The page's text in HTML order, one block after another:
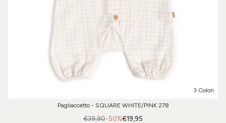
3 Colori
Pagliaccetto - SQUARE WHITE/PINK 278
-50%
€39,90 €19,95